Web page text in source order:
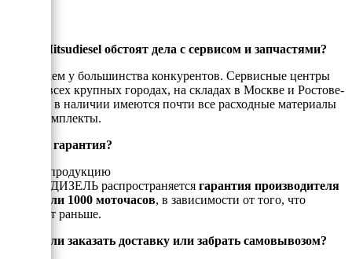
Как у Mitsudiesel обстоят дела с сервисом и запчастями?
Лучше чем у большинства конкурентов. Сервисные центры
есть во всех крупных городах, на складах в Москве и Ростове-
на-Дону в наличии имеются почти все расходные материалы
и рем комплекты.
Есть ли гарантия?
На всю продукцию
МИТСУДИЗЕЛЬ распространяется гарантия производителя
2 года или 1000 моточасов, в зависимости от того, что
наступит раньше.
Можно ли заказать доставку или забрать самовывозом?